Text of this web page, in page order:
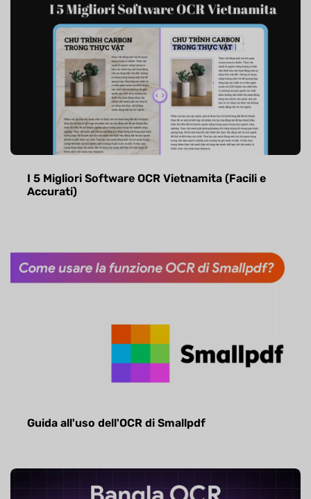
I 5 Migliori Software OCR Vietnamita (Facili e
Accurati)
Guida all'uso dell'OCR di Smallpdf